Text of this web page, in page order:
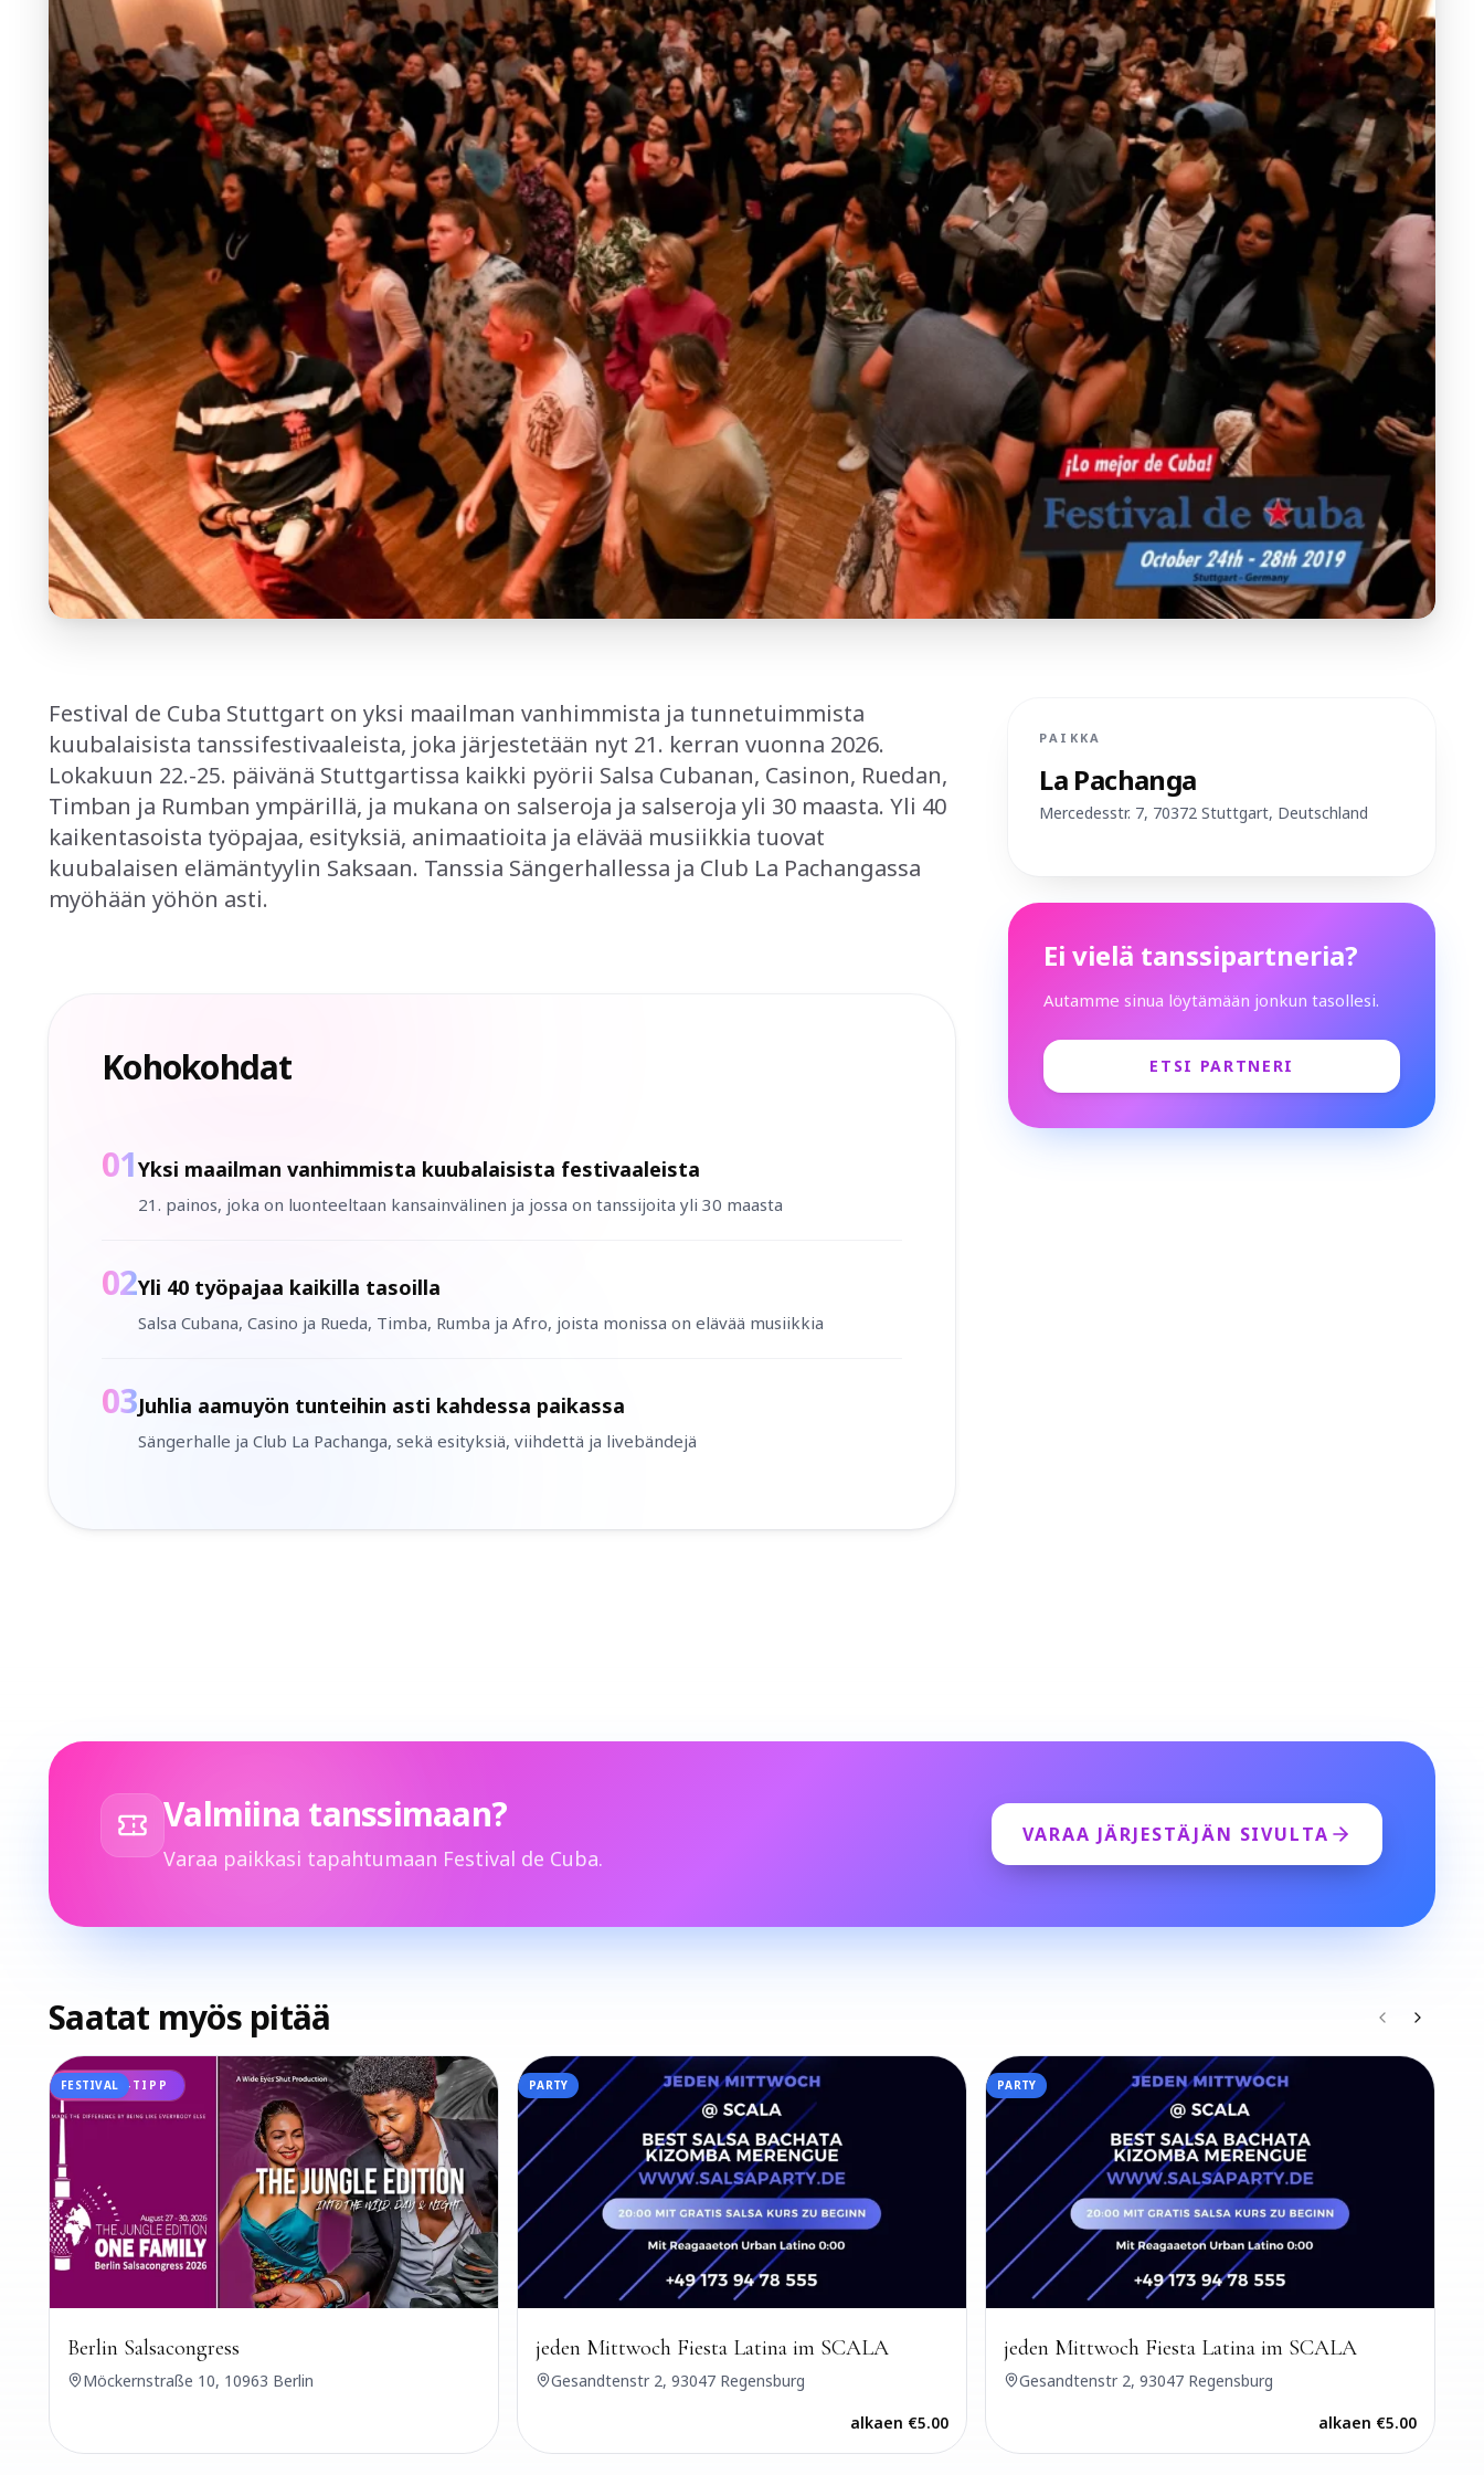
Festival de Cuba Stuttgart on yksi maailman vanhimmista ja tunnetuimmista
kuubalaisista tanssifestivaaleista, joka järjestetään nyt 21. kerran vuonna 2026.
Lokakuun 22.-25. päivänä Stuttgartissa kaikki pyörii Salsa Cubanan, Casinon, Ruedan,
Timban ja Rumban ympärillä, ja mukana on salseroja ja salseroja yli 30 maasta. Yli 40
kaikentasoista työpajaa, esityksiä, animaatioita ja elävää musiikkia tuovat
kuubalaisen elämäntyylin Saksaan. Tanssia Sängerhallessa ja Club La Pachangassa
myöhään yöhön asti.
Kohokohdat
01Yksi maailman vanhimmista kuubalaisista festivaaleista
21. painos, joka on luonteeltaan kansainvälinen ja jossa on tanssijoita yli 30 maasta
02Yli 40 työpajaa kaikilla tasoilla
Salsa Cubana, Casino ja Rueda, Timba, Rumba ja Afro, joista monissa on elävää musiikkia
03Juhlia aamuyön tunteihin asti kahdessa paikassa
Sängerhalle ja Club La Pachanga, sekä esityksiä, viihdettä ja livebändejä
PAIKKA
La Pachanga
Mercedesstr. 7, 70372 Stuttgart, Deutschland
Ei vielä tanssipartneria?
Autamme sinua löytämään jonkun tasollesi.
ETSI PARTNERI
Valmiina tanssimaan?
Varaa paikkasi tapahtumaan Festival de Cuba.
VARAA JÄRJESTÄJÄN SIVULTA
Saatat myös pitää
UDANSA-TIPP
FESTIVAL
Berlin Salsacongress
Möckernstraße 10, 10963 Berlin
PARTY
jeden Mittwoch Fiesta Latina im SCALA
Gesandtenstr 2, 93047 Regensburg
alkaen €5.00
PARTY
jeden Mittwoch Fiesta Latina im SCALA
Gesandtenstr 2, 93047 Regensburg
alkaen €5.00